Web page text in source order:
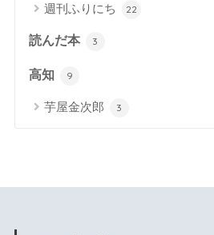
週刊ふりにち 22
読んだ本 3
高知 9
芋屋金次郎 3